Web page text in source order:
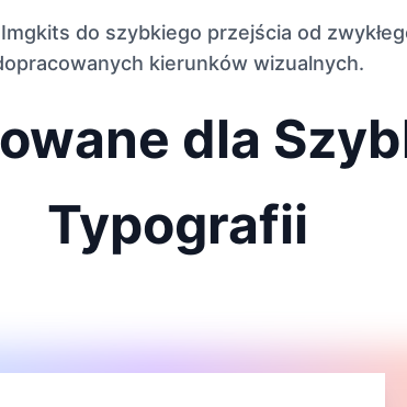
do szybkiego przejścia od
kierunków wizualnych.
dla
Typografii